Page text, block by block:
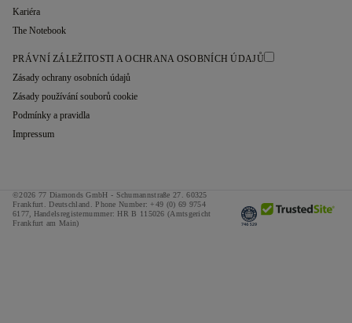
Kariéra
The Notebook
PRÁVNÍ ZÁLEŽITOSTI A OCHRANA OSOBNÍCH ÚDAJŮ
Zásady ochrany osobních údajů
Zásady používání souborů cookie
Podmínky a pravidla
Impressum
©2026 77 Diamonds GmbH - Schumannstraße 27. 60325
Frankfurt. Deutschland. Phone Number: +49 (0) 69 9754
6177, Handelsregisternummer: HR B 115026 (Amtsgericht
Frankfurt am Main)